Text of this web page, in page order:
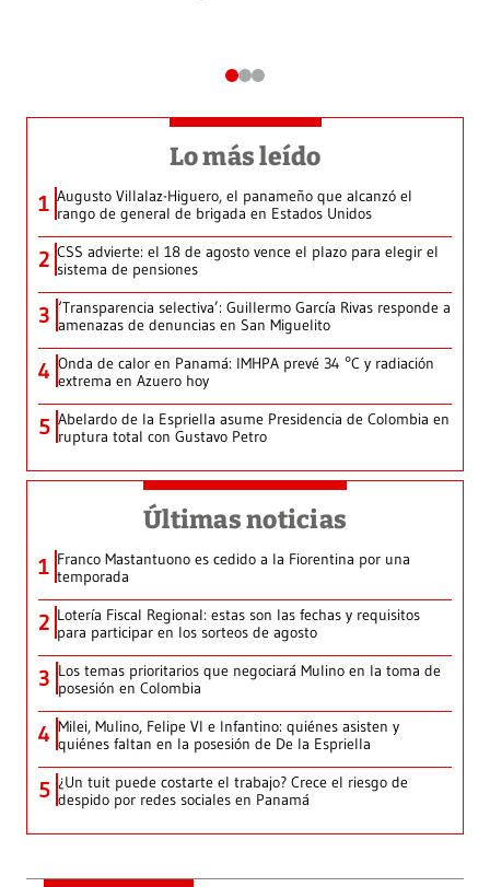
Lo más leído
1 Augusto Villalaz-Higuero, el panameño que alcanzó el
rango de general de brigada en Estados Unidos
2 CSS advierte: el 18 de agosto vence el plazo para elegir el
sistema de pensiones
3 ‘Transparencia selectiva’: Guillermo García Rivas responde a
amenazas de denuncias en San Miguelito
4 Onda de calor en Panamá: IMHPA prevé 34 °C y radiación
extrema en Azuero hoy
5 Abelardo de la Espriella asume Presidencia de Colombia en
ruptura total con Gustavo Petro
Últimas noticias
1 Franco Mastantuono es cedido a la Fiorentina por una
temporada
2 Lotería Fiscal Regional: estas son las fechas y requisitos
para participar en los sorteos de agosto
3 Los temas prioritarios que negociará Mulino en la toma de
posesión en Colombia
4 Milei, Mulino, Felipe VI e Infantino: quiénes asisten y
quiénes faltan en la posesión de De la Espriella
5 ¿Un tuit puede costarte el trabajo? Crece el riesgo de
despido por redes sociales en Panamá